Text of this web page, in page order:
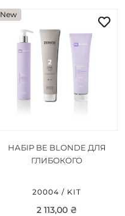
New
НАБІР BE BLONDE ДЛЯ
ГЛИБОКОГО
20004 / KIT
2 113,00 ₴